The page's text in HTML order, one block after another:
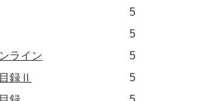
5
5
ライン
5
録Ⅱ
5